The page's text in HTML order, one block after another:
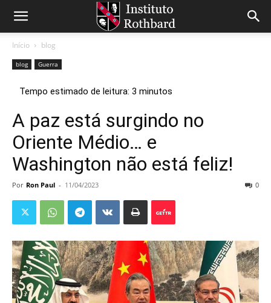
Início blog
blog Guerra
A paz está surgindo no
Oriente Médio… e
Washington não está feliz!
Por Ron Paul - 11/04/2023 0